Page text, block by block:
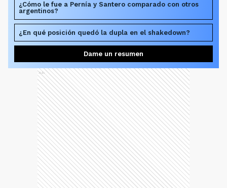
¿Cómo le fue a Pernía y Santero comparado con otros
argentinos?
¿En qué posición quedó la dupla en el shakedown?
Dame un resumen
Ads